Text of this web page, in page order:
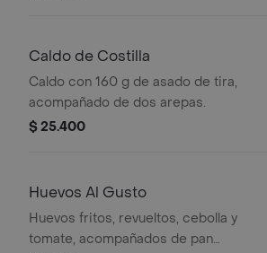
Caldo de Costilla
Caldo con 160 g de asado de tira,
acompañado de dos arepas.
$ 25.400
Huevos Al Gusto
Huevos fritos, revueltos, cebolla y
tomate, acompañados de pan